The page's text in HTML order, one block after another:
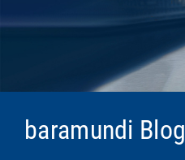
baramundi Blog